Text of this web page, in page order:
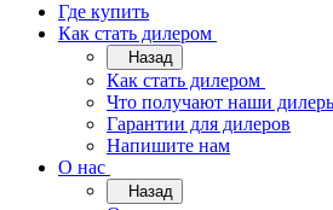
Где купить
Как стать дилером
Назад
Как стать дилером
Что получают наши
Гарантии для дилеров
Напишите нам
О нас
Назад